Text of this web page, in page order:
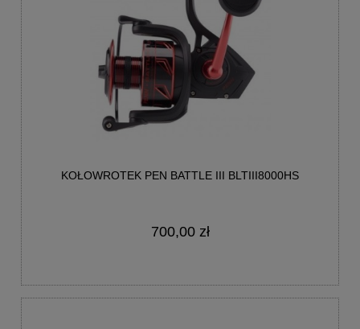
KOŁOWROTEK PEN BATTLE III BLTIII8000HS
700,00 zł